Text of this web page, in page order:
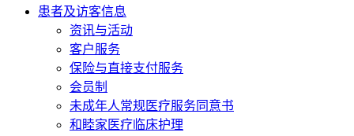
患者及访客信息
资讯与活动
客户服务
保险与直接支付服务
会员制
未成年人常规医疗服务同意书
和睦家医疗临床护理